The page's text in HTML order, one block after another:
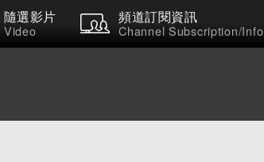
隨選影片
Video
頻道訂閱資訊
Channel Subscription/Info